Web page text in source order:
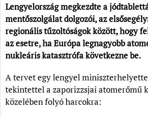
Lengyelország megkezdte a
mentőszolgálat dolgozói, az
regionális tűzoltóságok között, hogy
az esetre, ha Európa legnagyobb
nukleáris katasztrófa következne be.
A tervet egy lengyel
tekintettel a zaporizzsjai atomerőmű
közelében folyó harcokra: